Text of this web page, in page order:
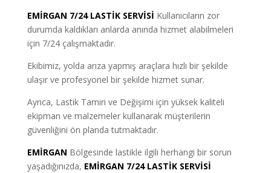
EMİRGAN 7/24 LASTİK SERVİSİ Kullanıcıların zor
durumda kaldıkları anlarda anında hizmet alabilmeleri
için 7/24 çalışmaktadır.
Ekibimiz, yolda arıza yapmış araçlara hızlı bir şekilde
ulaşır ve profesyonel bir şekilde hizmet sunar.
Ayrıca, Lastik Tamiri ve Değişimi için yüksek kaliteli
ekipman ve malzemeler kullanarak müşterilerin
güvenliğini ön planda tutmaktadır.
EMİRGAN Bölgesinde lastikle ilgili herhangi bir sorun
yaşadığınızda, EMİRGAN 7/24 LASTİK SERVİSİ